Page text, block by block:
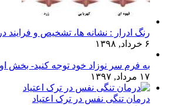
رنگ ادرار : نشانه ها، تشخیص و فرایند
۶ خرداد, ۱۳۹۸
به فرم سر نوزاد خود توجه کنید- بخش
۱۷ مرداد, ۱۳۹۷
درمان تنگی نفس در ترک اعتیاد